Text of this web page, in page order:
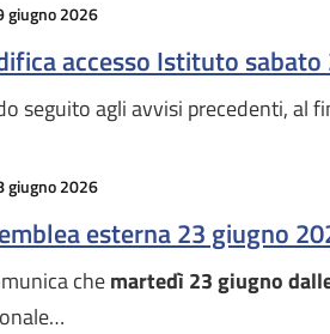
giugno 2026
accesso Istituto
seguito agli avvisi precedenti, al
giugno 2026
esterna 23 giugno
chemartedì 23 giugno